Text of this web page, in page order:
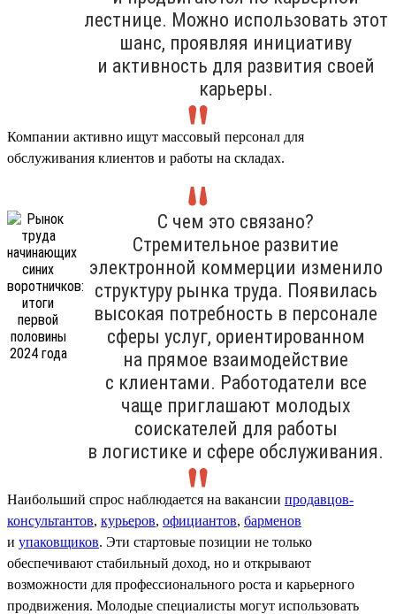
лестнице. Можно использовать этот
шанс, проявляя инициативу
и активность для развития своей
карьеры.
Компании активно ищут массовый персонал для
обслуживания клиентов и работы на складах.
С чем это связано?
Стремительное развитие
электронной коммерции изменило
структуру рынка труда. Появилась
высокая потребность в персонале
сферы услуг, ориентированном
на прямое взаимодействие
с клиентами. Работодатели все
чаще приглашают молодых
соискателей для работы
в логистике и сфере обслуживания.
Наибольший спрос наблюдается на вакансии продавцов-
консультантов, курьеров, официантов, барменов
и упаковщиков. Эти стартовые позиции не только
обеспечивают стабильный доход, но и открывают
возможности для профессионального роста и карьерного
продвижения. Молодые специалисты могут использовать